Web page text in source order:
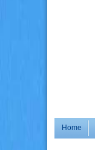
Home